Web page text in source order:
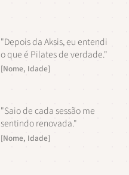
"Depois da Aksis, eu entendi
o que é Pilates de verdade."
[Nome, Idade]
"Saio de cada sessão me
sentindo renovada."
[Nome, Idade]